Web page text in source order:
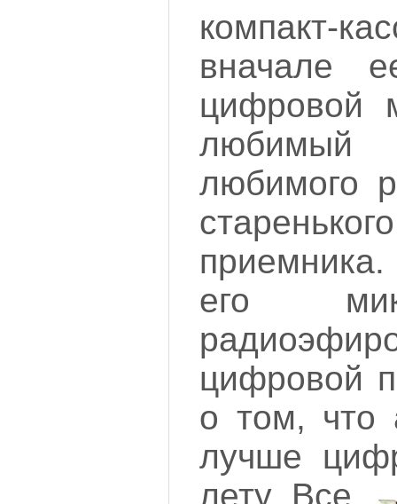
компакт-
вначале
цифровой
любимого
его
цифровой
о том, что
лучше
лету. Все,